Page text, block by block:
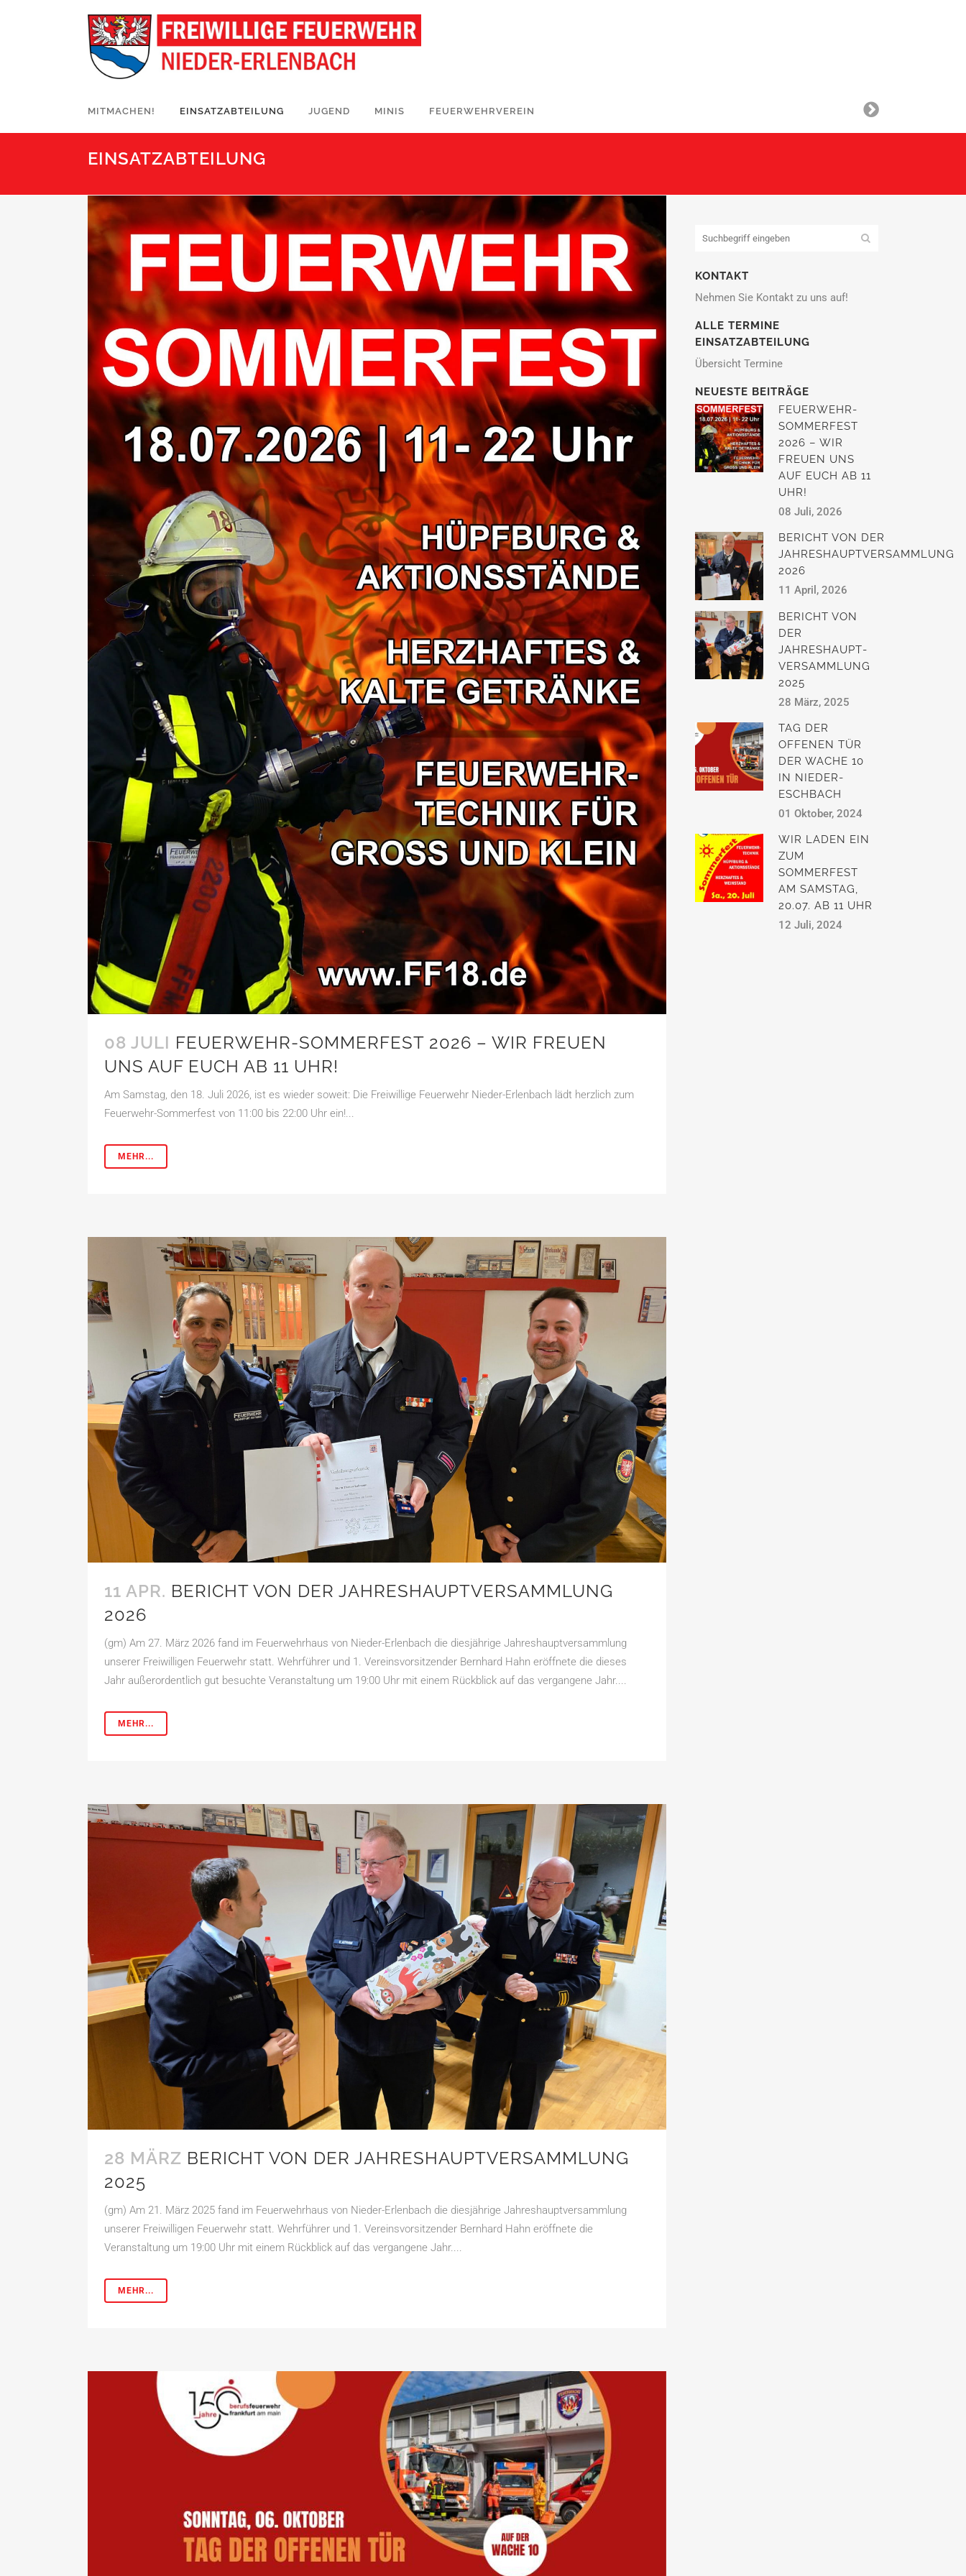
MITMACHEN! EINSATZABTEILUNG JUGEND MINIS FEUERWEHRVEREIN
EINSATZABTEILUNG
08 JULI FEUERWEHR-SOMMERFEST 2026 – WIR FREUEN
UNS AUF EUCH AB 11 UHR!
Am Samstag, den 18. Juli 2026, ist es wieder soweit: Die Freiwillige Feuerwehr Nieder-Erlenbach lädt herzlich zum
Feuerwehr-Sommerfest von 11:00 bis 22:00 Uhr ein!...
MEHR...
11 APR. BERICHT VON DER JAHRESHAUPTVERSAMMLUNG
2026
(gm) Am 27. März 2026 fand im Feuerwehrhaus von Nieder-Erlenbach die diesjährige Jahreshauptversammlung
unserer Freiwilligen Feuerwehr statt. Wehrführer und 1. Vereinsvorsitzender Bernhard Hahn eröffnete die dieses
Jahr außerordentlich gut besuchte Veranstaltung um 19:00 Uhr mit einem Rückblick auf das vergangene Jahr....
MEHR...
28 MÄRZ BERICHT VON DER JAHRESHAUPT­VERSAMMLUNG
2025
(gm) Am 21. März 2025 fand im Feuerwehrhaus von Nieder-Erlenbach die diesjährige Jahreshauptversammlung
unserer Freiwilligen Feuerwehr statt. Wehrführer und 1. Vereinsvorsitzender Bernhard Hahn eröffnete die
Veranstaltung um 19:00 Uhr mit einem Rückblick auf das vergangene Jahr....
MEHR...
KONTAKT
Nehmen Sie Kontakt zu uns auf!
ALLE TERMINE
EINSATZABTEILUNG
Übersicht Termine
NEUESTE BEITRÄGE
FEUERWEHR-
SOMMERFEST
2026 – WIR
FREUEN UNS
AUF EUCH AB 11
UHR!
08 Juli, 2026
BERICHT VON DER
JAHRESHAUPTVERSAMMLUNG
2026
11 April, 2026
BERICHT VON
DER
JAHRESHAUPT­
VERSAMMLUNG
2025
28 März, 2025
TAG DER
OFFENEN TÜR
DER WACHE 10
IN NIEDER-
ESCHBACH
01 Oktober, 2024
WIR LADEN EIN
ZUM
SOMMERFEST
AM SAMSTAG,
20.07. AB 11 UHR
12 Juli, 2024